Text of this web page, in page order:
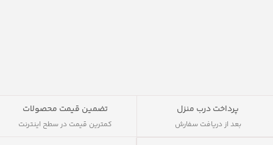
پرداخت درب منزل
بعد از دریافت سفارش
تضمین قیمت محصولات
کمترین قیمت در سطح اینترنت